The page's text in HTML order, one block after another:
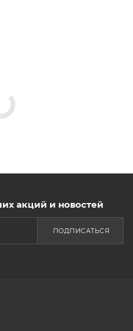
акций и новостей
ПОДПИСАТЬСЯ